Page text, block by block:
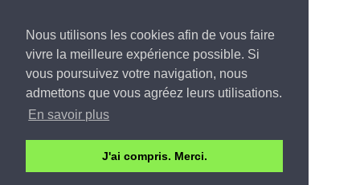
Nous utilisons les cookies afin de vous faire
vivre la meilleure expérience possible. Si
vous poursuivez votre navigation, nous
admettons que vous agréez leurs utilisations.
En savoir plus
J'ai compris. Merci.